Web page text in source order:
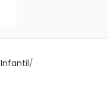
Infantil